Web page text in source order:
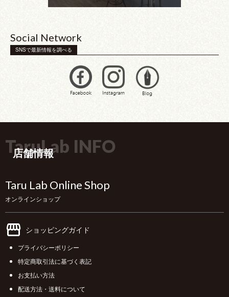
Social Network
SNSで最新情報を調べる
TaruLab INFO
店舗情報
Taru Lab Online Shop
オンラインショップ
ショッピングガイド
プライバシーポリシー
特定商取引法に基づく表記
お支払い方法
配送方法・送料について